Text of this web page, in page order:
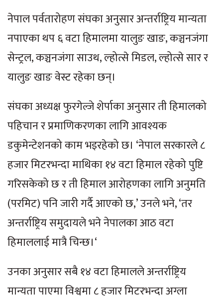
नेपाल पर्वतारोहण संघका अनुसार अन्तर्राष्ट्रिय मान्यता
नपाएका थप ६ वटा हिमालमा यालुङ खाङ, कञ्चनजंगा
सेन्ट्रल, कञ्चनजंगा साउथ, ल्होत्से मिडल, ल्होत्से सार र
यालुङ खाङ वेस्ट रहेका छन्।
संघका अध्यक्ष फुरगेल्जे शेर्पाका अनुसार ती हिमालको
पहिचान र प्रमाणिकरणका लागि आवश्यक
डकुमेन्टेशनको काम भइरहेको छ। ‘नेपाल सरकारले ८
हजार मिटरभन्दा माथिका १४ वटा हिमाल रहेको पुष्टि
गरिसकेको छ र ती हिमाल आरोहणका लागि अनुमति
(परमिट) पनि जारी गर्दै आएको छ,’ उनले भने, ‘तर
अन्तर्राष्ट्रिय समुदायले भने नेपालका आठ वटा
हिमाललाई मात्रै चिन्छ।‘
उनका अनुसार सबै १४ वटा हिमालले अन्तर्राष्ट्रिय
मान्यता पाएमा विश्वमा ८ हजार मिटरभन्दा अग्ला